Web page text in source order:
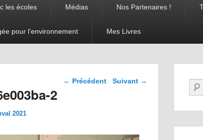
les écoles Médias Nos Partenaires !
pour l’environnement Mes Livres
Navigation dans les
← Précédent Suivant →
2
2021